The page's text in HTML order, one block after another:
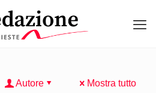
Autore Mostra tutto